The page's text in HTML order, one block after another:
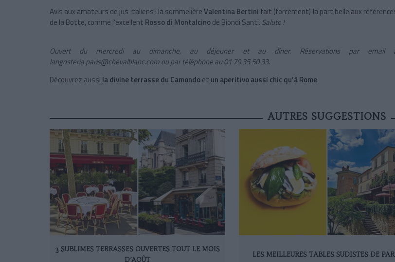
Avis aux amateurs de jus italiens : la sommelièreValentina Bertini fait (forcément) la part belle aux
de la Botte, comme l’excellent Rosso di Montalcinode Biondi Santi. Salute !
Ouvert du mercredi au dimanche, au déjeuner et au dîner. Réservations par email
langosteria.paris@chevalblanc.com ou par téléphone au 01 79 35 50 33.
Découvrez aussi la divine terrasse du Camondoet un aperitivo aussi chic qu’à Rome.
AUTRES SUGGESTIONS
3 SUBLIMES TERRASSES OUVERTES TOUT LE MOIS
D’AOÛT
LES MEILLEURES TABLES SUDISTES DE